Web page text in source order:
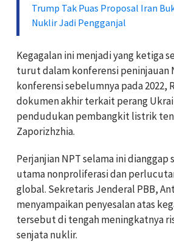
Trump Tak Puas Proposal Iran
Nuklir Jadi Pengganjal
Kegagalan ini menjadi yang ketiga
turut dalam konferensi peninjauan
konferensi sebelumnya pada 2022,
dokumen akhir terkait perang
pendudukan pembangkit listrik
Zaporizhzhia.
Perjanjian NPT selama ini dianggap
utama nonproliferasi dan
global. Sekretaris Jenderal PBB,
menyampaikan penyesalan atas
tersebut di tengah meningkatnya
senjata nuklir.